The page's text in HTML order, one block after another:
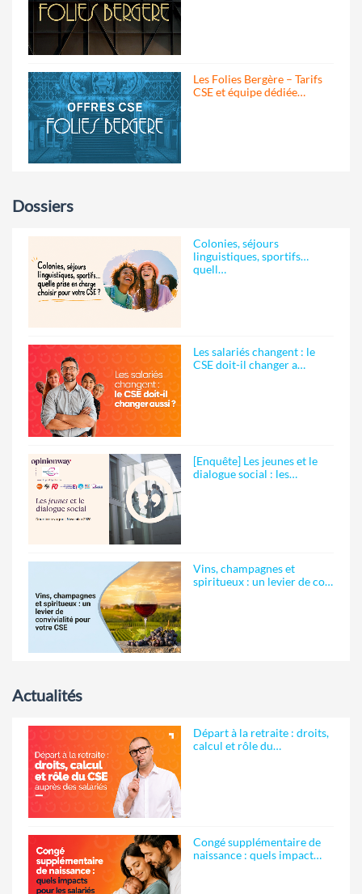
Les Folies Bergère – Tarifs
CSE et équipe dédiée…
Dossiers
Colonies, séjours
linguistiques, sportifs…
quell…
Les salariés changent : le
CSE doit-il changer a…
[Enquête] Les jeunes et le
dialogue social : les…
Vins, champagnes et
spiritueux : un levier de co…
Actualités
Départ à la retraite : droits,
calcul et rôle du…
Congé supplémentaire de
naissance : quels impact…